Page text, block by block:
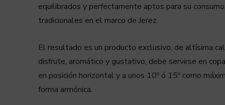
equilibrados y perfectamente aptos para su
tradicionales en el marco de Jerez.
El resultado es un producto exclusivo, de altísima
disfrute, aromático y gustativo, debe servirse en
en posición horizontal y a unos 10º ó 15º como
forma armónica.